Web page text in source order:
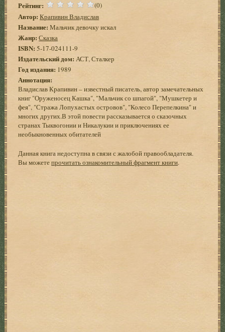
Рейтинг: (0)
Автор: Крапивин Владислав
Название: Мальчик девочку искал
Жанр: Сказка
ISBN: 5-17-024111-9
Издательский дом: АСТ, Сталкер
Год издания: 1989
Аннотация:
Владислав Крапивин – известный писатель, автор замечательных
книг "Оруженосец Кашка", "Мальчик со шпагой", "Мушкетер и
фея", "Стража Лопухастых островов", "Колесо Перепелкина" и
многих других.В этой повести рассказывается о сказочных
странах Тыквогонии и Никалукии и приключениях ее
необыкновенных обитателей
Данная книга недоступна в связи с жалобой правообладателя.
Вы можетепрочитать ознакомительный фрагмент книги.